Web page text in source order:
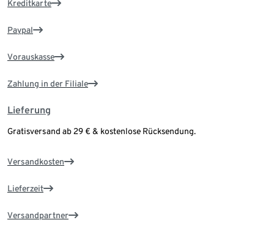
Kreditkarte
Paypal
Vorauskasse
Zahlung in der Filiale
Lieferung
Gratisversand ab 29 € & kostenlose Rücksendung.
Versandkosten
Lieferzeit
Versandpartner